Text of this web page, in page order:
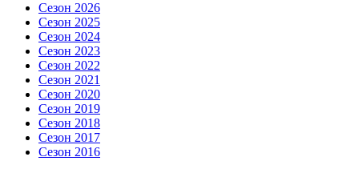
Сезон 2026
Сезон 2025
Сезон 2024
Сезон 2023
Сезон 2022
Сезон 2021
Сезон 2020
Сезон 2019
Сезон 2018
Сезон 2017
Сезон 2016